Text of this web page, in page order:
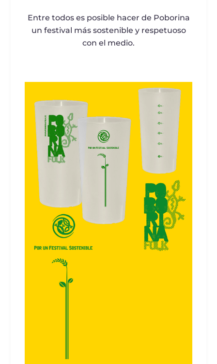
Entre todos es posible hacer de Poborina
un festival más sostenible y respetuoso
con el medio.